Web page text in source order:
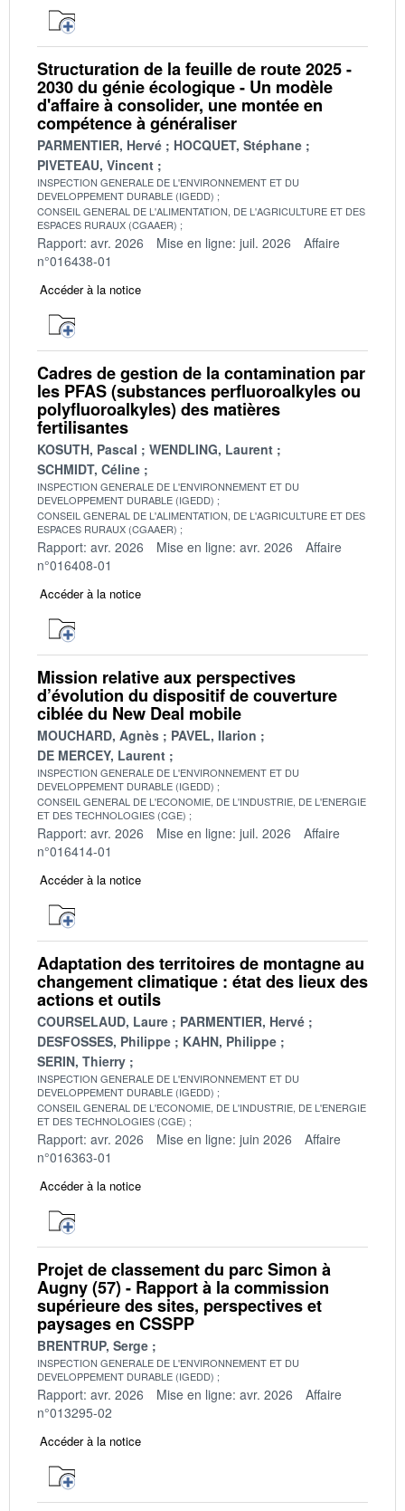
Structuration de la feuille de route 2025 -
2030 du génie écologique - Un modèle
d'affaire à consolider, une montée en
compétence à généraliser
PARMENTIER, Hervé
HOCQUET, Stéphane
PIVETEAU, Vincent
INSPECTION GENERALE DE L'ENVIRONNEMENT ET DU
DEVELOPPEMENT DURABLE (IGEDD)
CONSEIL GENERAL DE L'ALIMENTATION, DE L'AGRICULTURE ET DES
ESPACES RURAUX (CGAAER)
Rapport: avr. 2026 Mise en ligne: juil. 2026
Affaire
n°016438-01
Accéder à la notice
Cadres de gestion de la contamination par
les PFAS (substances perfluoroalkyles ou
polyfluoroalkyles) des matières
fertilisantes
KOSUTH, Pascal
WENDLING, Laurent
SCHMIDT, Céline
INSPECTION GENERALE DE L'ENVIRONNEMENT ET DU
DEVELOPPEMENT DURABLE (IGEDD)
CONSEIL GENERAL DE L'ALIMENTATION, DE L'AGRICULTURE ET DES
ESPACES RURAUX (CGAAER)
Rapport: avr. 2026 Mise en ligne: avr. 2026
Affaire
n°016408-01
Accéder à la notice
Mission relative aux perspectives
d’évolution du dispositif de couverture
ciblée du New Deal mobile
MOUCHARD, Agnès
PAVEL, Ilarion
DE MERCEY, Laurent
INSPECTION GENERALE DE L'ENVIRONNEMENT ET DU
DEVELOPPEMENT DURABLE (IGEDD)
CONSEIL GENERAL DE L'ECONOMIE, DE L'INDUSTRIE, DE L'ENERGIE
ET DES TECHNOLOGIES (CGE)
Rapport: avr. 2026 Mise en ligne: juil. 2026
Affaire
n°016414-01
Accéder à la notice
Adaptation des territoires de montagne au
changement climatique : état des lieux des
actions et outils
COURSELAUD, Laure
PARMENTIER, Hervé
DESFOSSES, Philippe
KAHN, Philippe
SERIN, Thierry
INSPECTION GENERALE DE L'ENVIRONNEMENT ET DU
DEVELOPPEMENT DURABLE (IGEDD)
CONSEIL GENERAL DE L'ECONOMIE, DE L'INDUSTRIE, DE L'ENERGIE
ET DES TECHNOLOGIES (CGE)
Rapport: avr. 2026 Mise en ligne: juin 2026
Affaire
n°016363-01
Accéder à la notice
Projet de classement du parc Simon à
Augny (57) - Rapport à la commission
supérieure des sites, perspectives et
paysages en CSSPP
BRENTRUP, Serge
INSPECTION GENERALE DE L'ENVIRONNEMENT ET DU
DEVELOPPEMENT DURABLE (IGEDD)
Rapport: avr. 2026 Mise en ligne: avr. 2026
Affaire
n°013295-02
Accéder à la notice